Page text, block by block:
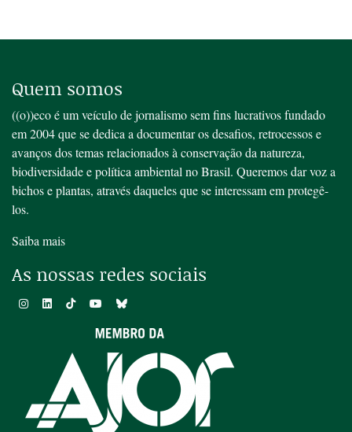
Quem somos
((o))eco é um veículo de jornalismo sem fins lucrativos fundado
em 2004 que se dedica a documentar os desafios, retrocessos e
avanços dos temas relacionados à conservação da natureza,
biodiversidade e política ambiental no Brasil. Queremos dar voz a
bichos e plantas, através daqueles que se interessam em protegê-
los.
Saiba mais
As nossas redes sociais